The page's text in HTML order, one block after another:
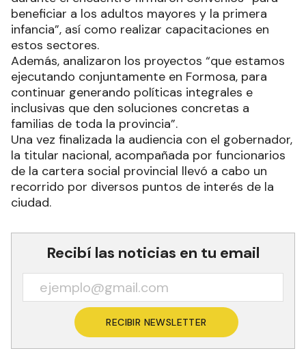
beneficiar a los adultos mayores y la primera
infancia”, así como realizar capacitaciones en
estos sectores.
Además, analizaron los proyectos “que estamos
ejecutando conjuntamente en Formosa, para
continuar generando políticas integrales e
inclusivas que den soluciones concretas a
familias de toda la provincia”.
Una vez finalizada la audiencia con el gobernador,
la titular nacional, acompañada por funcionarios
de la cartera social provincial llevó a cabo un
recorrido por diversos puntos de interés de la
ciudad.
Recibí las noticias en tu email
RECIBIR NEWSLETTER